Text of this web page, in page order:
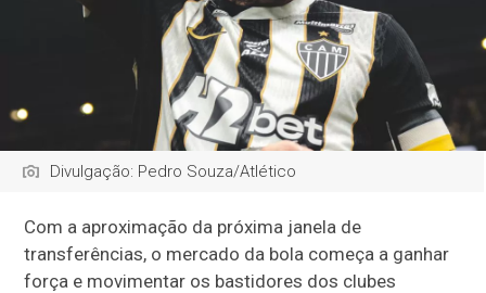
Divulgação: Pedro Souza/Atlético
Com a aproximação da próxima janela de
transferências, o mercado da bola começa a ganhar
força e movimentar os bastidores dos clubes